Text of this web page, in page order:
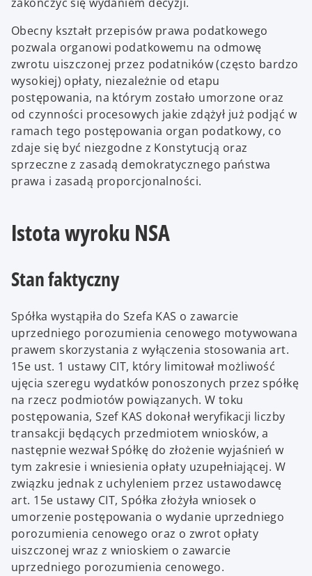
Obecny kształt przepisów prawa podatkowego
pozwala organowi podatkowemu na odmowę
zwrotu uiszczonej przez podatników (często bardzo
wysokiej) opłaty, niezależnie od etapu
postępowania, na którym zostało umorzone oraz
od czynności procesowych jakie zdążył już podjąć w
ramach tego postępowania organ podatkowy, co
zdaje się być niezgodne z Konstytucją oraz
sprzeczne z zasadą demokratycznego państwa
prawa i zasadą proporcjonalności.
Istota wyroku NSA
Stan faktyczny
Spółka wystąpiła do Szefa KAS o zawarcie
uprzedniego porozumienia cenowego motywowana
prawem skorzystania z wyłączenia stosowania art.
15e ust. 1 ustawy CIT, który limitował możliwość
ujęcia szeregu wydatków ponoszonych przez spółkę
na rzecz podmiotów powiązanych. W toku
postępowania, Szef KAS dokonał weryfikacji liczby
transakcji będących przedmiotem wniosków, a
następnie wezwał Spółkę do złożenie wyjaśnień w
tym zakresie i wniesienia opłaty uzupełniającej. W
związku jednak z uchyleniem przez ustawodawcę
art. 15e ustawy CIT, Spółka złożyła wniosek o
umorzenie postępowania o wydanie uprzedniego
porozumienia cenowego oraz o zwrot opłaty
uiszczonej wraz z wnioskiem o zawarcie
uprzedniego porozumienia cenowego.